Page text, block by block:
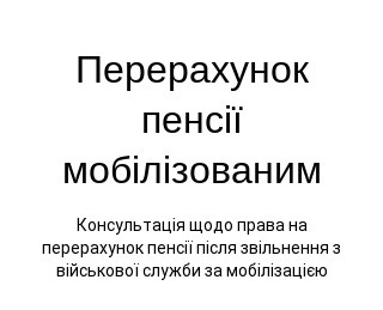
Перерахунок
пенсії
мобілізованим
Консультація щодо права на
перерахунок пенсії після звільнення з
військової служби за мобілізацією